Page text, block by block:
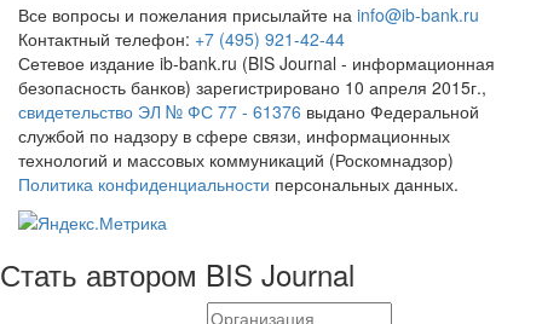
Все вопросы и пожелания присылайте на info@ib-bank.ru
Контактный телефон: +7 (495) 921-42-44
Сетевое издание ib-bank.ru (BIS Journal - информационная
безопасность банков) зарегистрировано 10 апреля 2015г.,
свидетельство ЭЛ № ФС 77 - 61376 выдано Федеральной
службой по надзору в сфере связи, информационных
технологий и массовых коммуникаций (Роскомнадзор)
Политика конфиденциальности персональных данных.
Стать автором BIS Journal